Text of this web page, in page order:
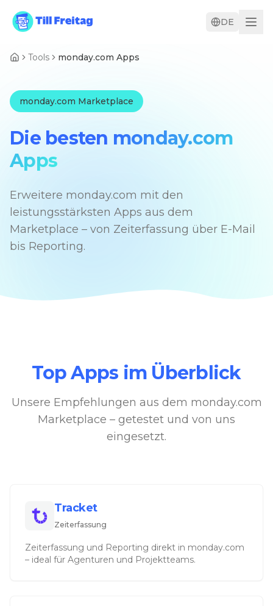
DE
Tools monday.com Apps
monday.com Marketplace
Die besten monday.com
Apps
Erweitere monday.com mit den
leistungsstärksten Apps aus dem
Marketplace – von Zeiterfassung über E-Mail
bis Reporting.
Top Apps im Überblick
Unsere Empfehlungen aus dem monday.com
Marketplace – getestet und von uns
eingesetzt.
Tracket
Zeiterfassung
Zeiterfassung und Reporting direkt in monday.com
– ideal für Agenturen und Projektteams.